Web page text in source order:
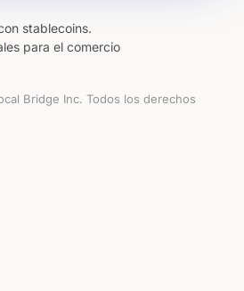
stablecoins.
para el comercio
Bridge Inc. Todos los derechos